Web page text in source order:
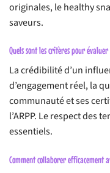
originales, le healthy
saveurs.
Quels sont les critères pour
La crédibilité d’un
d’engagement réel, la
communauté et ses
l’ARPP. Le respect des
essentiels.
Comment collaborer efficacement